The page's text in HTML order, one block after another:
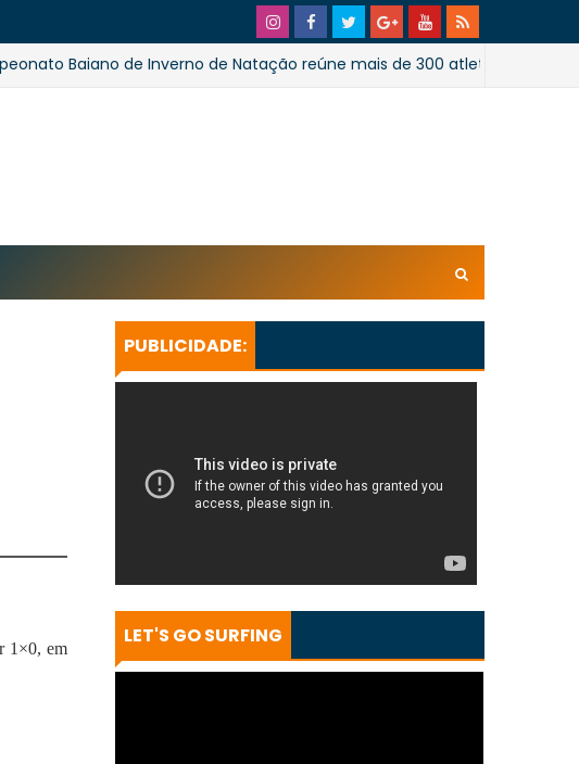
Baiano de Inverno de Natação reúne mais de 300 atletas em Salvador
1×0, em
PUBLICIDADE:
LET'S GO SURFING